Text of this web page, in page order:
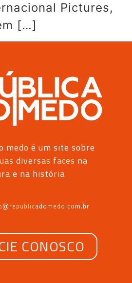
Pictures,
[…]
medo é um site sobre
diversas faces na
e na história
CONOSCO